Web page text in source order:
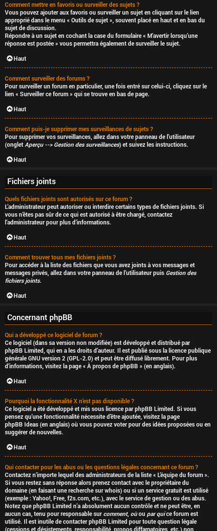
Comment mettre en favoris ou surveiller des sujets ?
Vous pouvez ajouter aux favoris ou surveiller un sujet en cliquant sur le lien
approprié dans le menu « Outils de sujet », souvent placé en haut et en bas du
sujet de discussion.
Répondre à un sujet en cochant la case du formulaire « M’avertir lorsqu’une
réponse est postée » vous permettra également de surveiller le sujet.
Haut
Comment surveiller des forums ?
Pour surveiller un forum en particulier, une fois entré sur celui-ci, cliquez sur le
lien « Surveiller ce forum » qui se trouve en bas de page.
Haut
Comment puis-je supprimer mes surveillances de sujets ?
Pour supprimer vos surveillances, allez dans votre panneau de l’utilisateur
(onglet Aperçu --> Gestion des surveillances) et suivez les instructions.
Haut
Fichiers joints
Quels fichiers joints sont autorisés sur ce forum ?
L’administrateur peut autoriser ou interdire certains types de fichiers joints. Si
vous n’êtes pas sûr de ce qui est autorisé à être chargé, contactez
l’administrateur pour plus d’informations.
Haut
Comment trouver tous mes fichiers joints ?
Pour accéder à la liste des fichiers que vous avez joints à vos messages et
messages privés, allez dans votre panneau de l’utilisateur puis Gestion des
fichiers joints.
Haut
Concernant phpBB
Qui a développé ce logiciel de forum ?
Ce logiciel (dans sa version non modifiée) est développé et distribué par
phpBB Limited , qui en a les droits d’auteur. Il est publié sous la licence publique
générale GNU version 2 (GPL-2.0) et peut être diffusé librement. Pour plus
d’informations, visitez la page « À propos de phpBB» (en anglais).
Haut
Pourquoi la fonctionnalité X n’est pas disponible ?
Ce logiciel a été développé et mis sous licence par phpBB Limited. Si vous
pensez qu’une fonctionnalité nécessite d’être ajoutée, visitez la page
phpBB Ideas(en anglais) où vous pouvez voter pour des idées proposées ou en
suggérer de nouvelles.
Haut
Qui contacter pour les abus ou les questions légales concernant ce forum ?
Contactez n’importe lequel des administrateurs de la liste « L’équipe du forum ».
Si vous restez sans réponse alors prenez contact avec le propriétaire du
domaine (en faisant unerecherche sur whois) ou si un service gratuit est utilisé
(exemple : Yahoo!, Free, f2s.com, etc.), avec le service de gestion ou des abus.
Notez que phpBB Limited n’a absolument aucun contrôleet ne peut être, en
aucun cas, tenu pour responsable sur comment, oùou par quice forum est
utilisé. Il est inutile de contacter phpBB Limited pour toute question légale
(cessions et désistements, responsabilité, propos diffamatoires, etc.)non